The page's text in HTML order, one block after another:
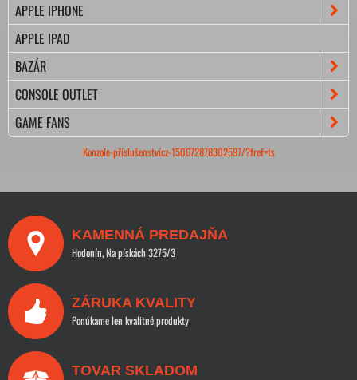
APPLE IPHONE
APPLE IPAD
BAZÁR
CONSOLE OUTLET
GAME FANS
Konzole-příslušenstvícz-150672878302597/?fref=ts
KAMENNÁ PREDAJŇA
Hodonín, Na pískách 3275/3
ZÁRUKA KVALITY
Ponúkame len kvalitné produkty
TOVAR SKLADOM